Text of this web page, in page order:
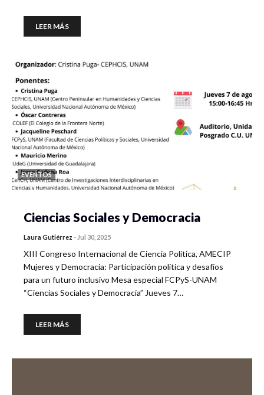
LEER MÁS
EVENTOS
Ciencias Sociales y Democracia
Laura Gutiérrez - Jul 30, 2025
XIII Congreso Internacional de Ciencia Política, AMECIP
Mujeres y Democracia: Participación política y desafíos
para un futuro inclusivo Mesa especial FCPyS-UNAM
“Ciencias Sociales y Democracia” Jueves 7…
LEER MÁS